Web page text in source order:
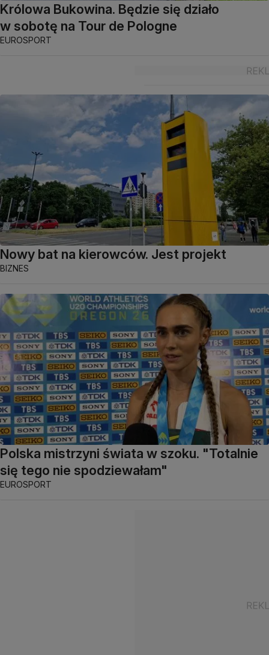
Królowa Bukowina. Będzie się działo
w sobotę na Tour de Pologne
EUROSPORT
Nowy bat na kierowców. Jest projekt
BIZNES
Polska mistrzyni świata w szoku. "Totalnie
się tego nie spodziewałam"
EUROSPORT